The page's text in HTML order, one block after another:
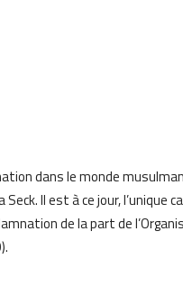
dans le monde
Il est à ce jour, l’unique
de la part de